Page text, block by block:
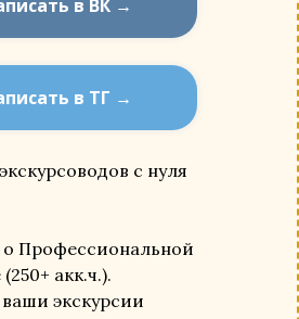
в ВК →
в ТГ →
с нуля
Профессиональной
акк.ч.).
экскурсии